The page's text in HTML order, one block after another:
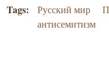
Tags: Русский мир
антисемитизм